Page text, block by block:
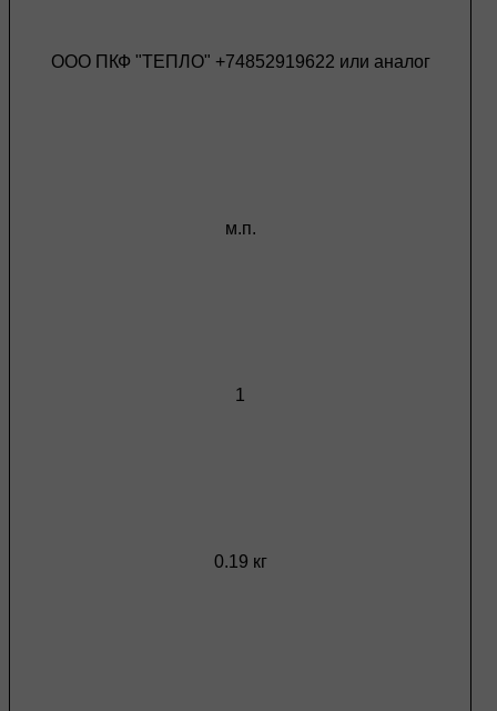
ООО ПКФ "ТЕПЛО" +74852919622 или аналог
м.п.
1
0.19 кг